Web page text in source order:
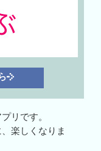
リです。
楽しくなりま